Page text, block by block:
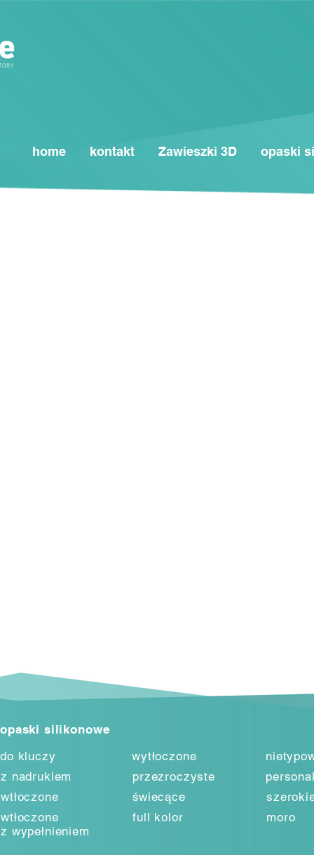
home kontakt Zawieszki 3D opaski
opaski silikonowe
do kluczy
z nadrukiem
wtłoczone
wtłoczone
z wypełnieniem
wytłoczone
przezroczyste
świecące
full kolor
moro